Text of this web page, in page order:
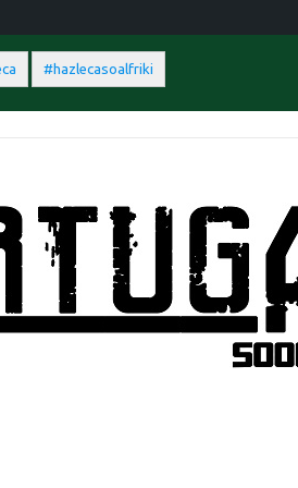
#hazlecasoalfriki